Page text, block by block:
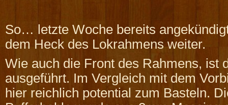
So… letzte Woche bereits
dem Heck des Lokrahmens weiter.
Wie auch die Front des Rahmens, ist
ausgeführt. Im Vergleich mit dem
hier reichlich potential zum Basteln.